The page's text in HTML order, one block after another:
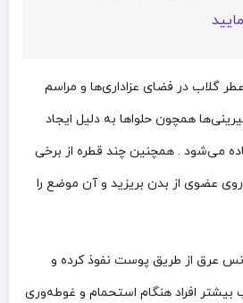
گلاب در فضای عزاداری‌ها و مراسم
همچون حلواها به دلیل ایجاد
می‌شود . همچنین چند قطره از برخی
روی عضوی از بدن بریزید و آن موضع را
عرق از طریق پوست نفوذ کرده و
افراد هنگام استحمام و غوطه‌وری